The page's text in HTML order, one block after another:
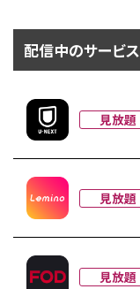
配信中のサービス
見放題
見放題
見放題